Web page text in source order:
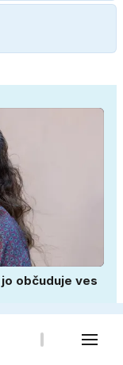
občuduje ves
– in kaj